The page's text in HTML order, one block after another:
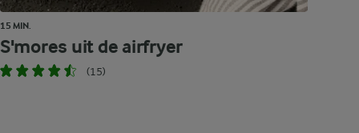
15 MIN.
S'mores uit de airfryer
(15)